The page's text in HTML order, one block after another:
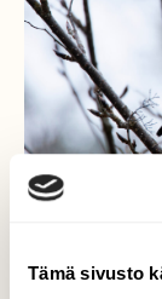
Tämä sivusto